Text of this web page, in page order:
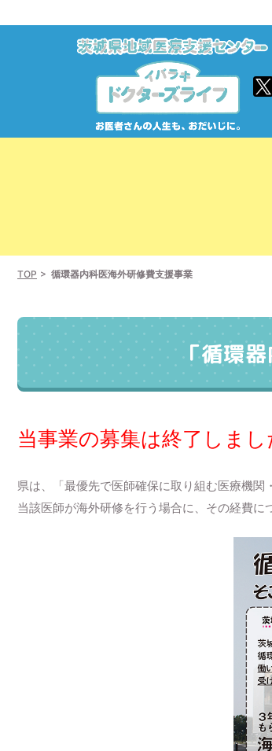
TOP 循環器内科医海外研修費支援事業
「循環
当事業の募集は終了しまし
県は、「最優先で医師確保に取り組む医療機関
当該医師が海外研修を行う場合に、その経費に